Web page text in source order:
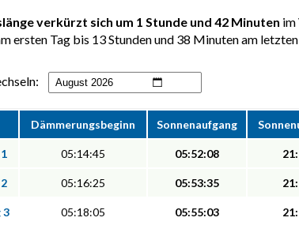
verkürzt sich um 1 Stunde und 42 Minuten im
ersten Tag bis 13 Stunden und 38 Minuten am letzten
Dämmerungsbeginn Sonnenaufgang
05:14:45 05:52:08
05:16:25 05:53:35
3 05:18:05 05:55:03